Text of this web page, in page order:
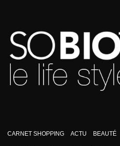
CARNET SHOPPING ACTU BEAUTÉ